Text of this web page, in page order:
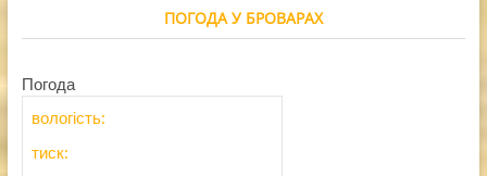
ПОГОДА У БРОВАРАХ
Погода
вологість:
тиск: